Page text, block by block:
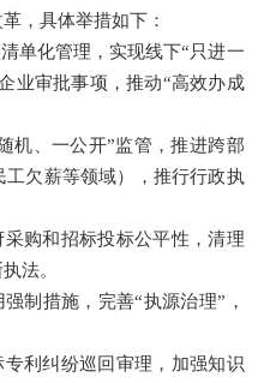
，具体举措如下：
单化管理，实现线下“只进一
业审批事项，推动“高效办成
机、一公开”监管，推进跨部
欠薪等领域），推行行政执
购和招标投标公平性，清理
法。
制措施，完善“执源治理”，
利纠纷巡回审理，加强知识